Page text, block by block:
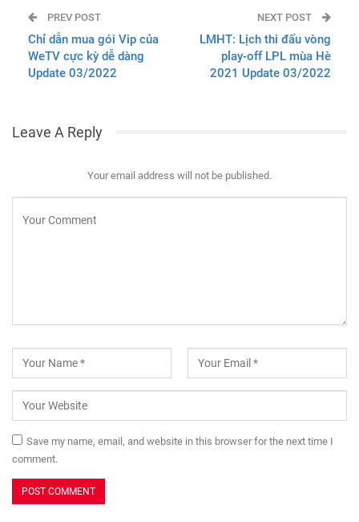
PREV POST
Chỉ dẫn mua gói Vip của
WeTV cực kỳ dễ dàng
Update 03/2022
NEXT POST
LMHT: Lịch thi đấu vòng
play-off LPL mùa Hè
2021 Update 03/2022
Leave A Reply
Your email address will not be published.
Save my name, email, and website in this browser for the next time I
comment.